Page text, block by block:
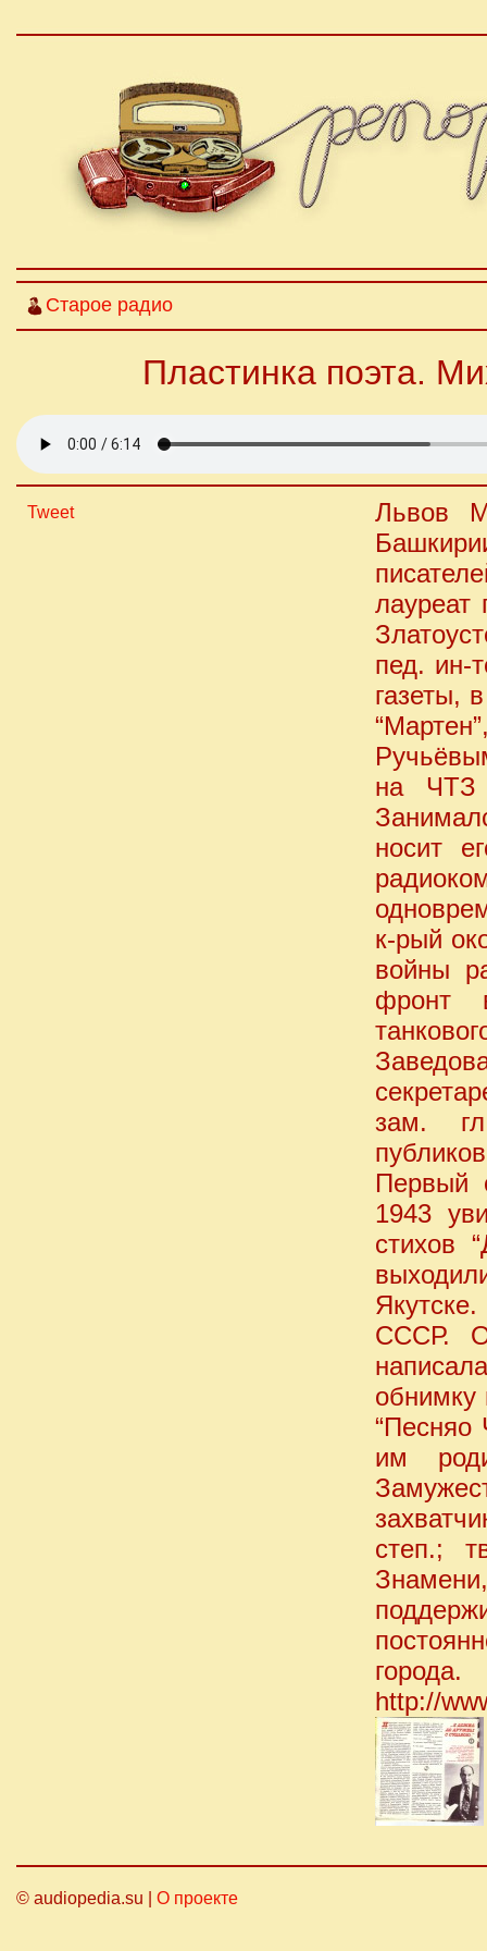
Старое радио
Пластинка поэта.
Tweet
Львов
лауреат
пед. ин-
газеты,
на ЧТЗ
носит
к-рый
войны
фронт
зам.
Первый
1943
стихов
СССР.
обнимку
“Песняо
им
степ.;
города.
http://
© audiopedia.su | О проекте